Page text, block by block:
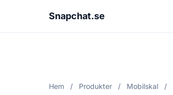
Snapchat.se
Hem / Produkter / Mobilskal /